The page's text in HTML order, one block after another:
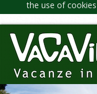
the use of